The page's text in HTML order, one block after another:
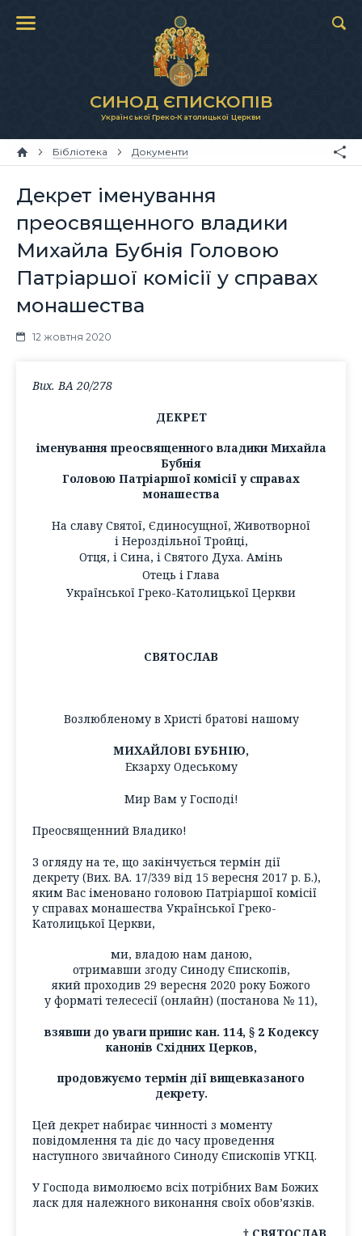
СИНОД ЄПИСКОПІВ
Української Греко-Католицької Церкви
Бібліотека Документи
Декрет іменування
преосвященного владики
Михайла Бубнія Головою
Патріаршої комісії у справах
монашества
12 жовтня 2020
Вих. ВА 20/278
ДЕКРЕТ
іменування преосвященного владики Михайла
Бубнія
Головою Патріаршої комісії у справах
монашества
На славу Святої, Єдиносущної, Животворної
і Нероздільної Тройці,
Отця, і Сина, і Святого Духа. Амінь
Отець і Глава
Української Греко-Католицької Церкви
СВЯТОСЛАВ
Возлюбленому в Христі братові нашому
МИХАЙЛОВІ БУБНІЮ,
Екзарху Одеському
Мир Вам у Господі!
Преосвященний Владико!
З огляду на те, що закінчується термін дії
декрету (Вих. ВА. 17/339 від 15 вересня 2017 р. Б.),
яким Вас іменовано головою Патріаршої комісії
у справах монашества Української Греко-
Католицької Церкви,
ми, владою нам даною,
отримавши згоду Синоду Єпископів,
який проходив 29 вересня 2020 року Божого
у форматі телесесії (онлайн) (постанова № 11),
взявши до уваги припис кан. 114, § 2 Кодексу
канонів Східних Церков,
продовжуємо термін дії вищевказаного
декрету.
Цей декрет набирає чинності з моменту
повідомлення та діє до часу проведення
наступного звичайного Синоду Єпископів УГКЦ.
У Господа вимолюємо всіх потрібних Вам Божих
ласк для належного виконання своїх обов’язків.